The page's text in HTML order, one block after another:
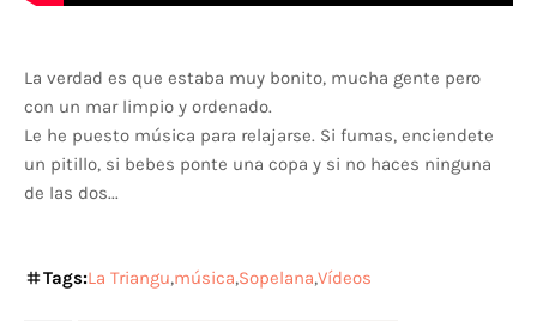
La verdad es que estaba muy bonito, mucha gente pero
con un mar limpio y ordenado.
Le he puesto música para relajarse. Si fumas, enciendete
un pitillo, si bebes ponte una copa y si no haces ninguna
de las dos...
Tags:La Triangu música Sopelana Vídeos